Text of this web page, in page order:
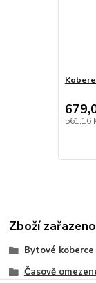
561,16
Zboží
Bytové
Časově